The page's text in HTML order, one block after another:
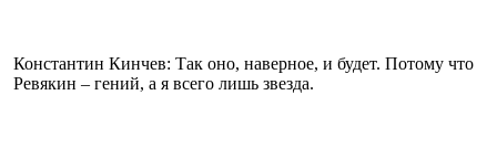
Константин Кинчев: Так оно, наверное, и будет. Потому что
Ревякин – гений, а я всего лишь звезда.